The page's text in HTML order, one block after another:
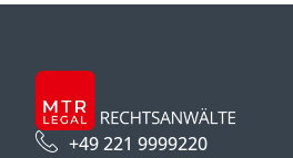
+49 221 9999220